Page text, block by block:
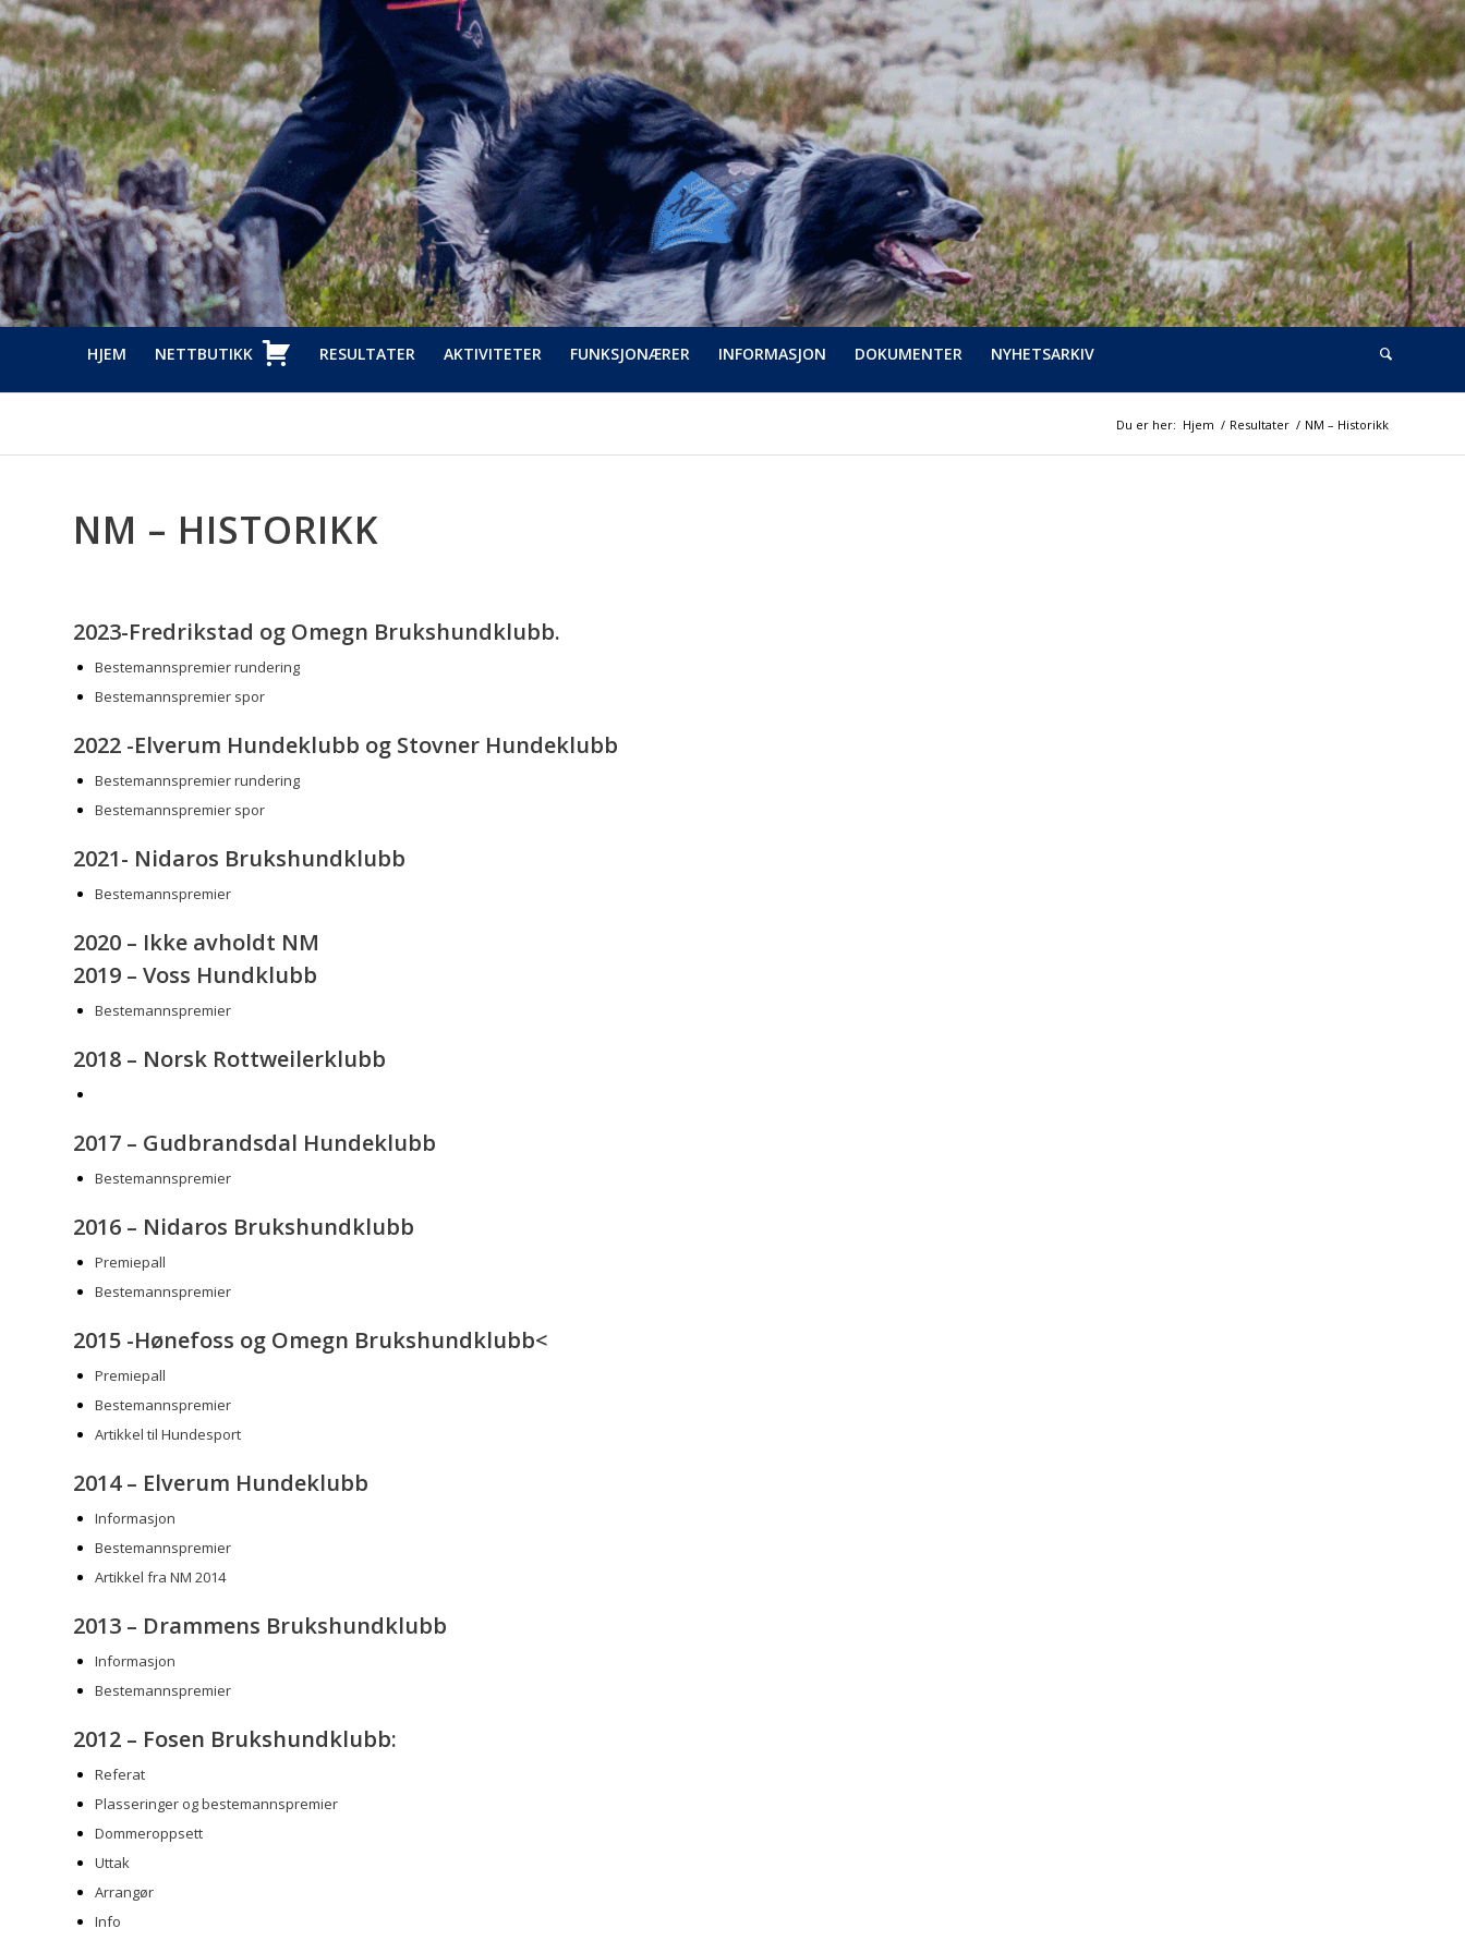
HJEM NETTBUTIKK RESULTATER AKTIVITETER FUNKSJONÆRER INFORMASJON DOKUMENTER NYHETSARKIV
Du er her: Hjem / Resultater / NM – Historikk
NM – HISTORIKK
2023-Fredrikstad og Omegn Brukshundklubb.
Bestemannspremier rundering
Bestemannspremier spor
2022 -Elverum Hundeklubb og Stovner Hundeklubb
Bestemannspremier rundering
Bestemannspremier spor
2021- Nidaros Brukshundklubb
Bestemannspremier
2020 – Ikke avholdt NM
2019 – Voss Hundklubb
Bestemannspremier
2018 – Norsk Rottweilerklubb
2017 – Gudbrandsdal Hundeklubb
Bestemannspremier
2016 – Nidaros Brukshundklubb
Premiepall
Bestemannspremier
2015 -Hønefoss og Omegn Brukshundklubb<
Premiepall
Bestemannspremier
Artikkel til Hundesport
2014 – Elverum Hundeklubb
Informasjon
Bestemannspremier
Artikkel fra NM 2014
2013 – Drammens Brukshundklubb
Informasjon
Bestemannspremier
2012 – Fosen Brukshundklubb:
Referat
Plasseringer og bestemannspremier
Dommeroppsett
Uttak
Arrangør
Info